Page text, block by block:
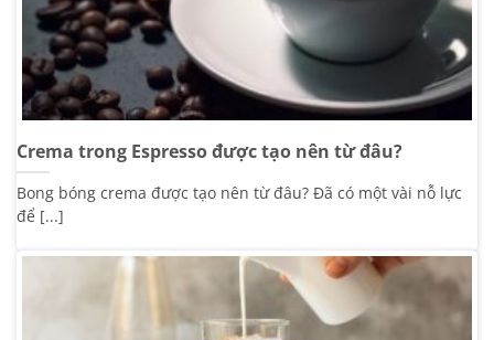
Crema trong Espresso được tạo nên từ đâu?
Bong bóng crema được tạo nên từ đâu? Đã có một vài nỗ lực
để [...]